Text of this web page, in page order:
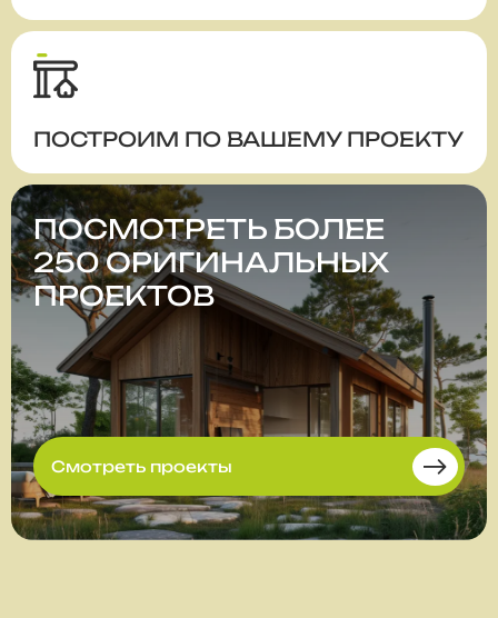
ПОСТРОИМ ПО ВАШЕМУ ПРОЕКТУ
ПОСМОТРЕТЬ БОЛЕЕ
250 ОРИГИНАЛЬНЫХ
ПРОЕКТОВ
Смотреть проекты